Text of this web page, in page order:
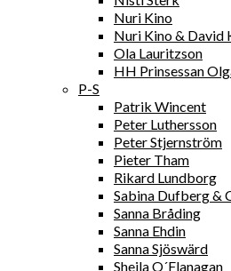
Nuri Kino
Nuri Kino & David
Ola Lauritzson
HH Prinsessan
P-S
Patrik Wincent
Peter Luthersson
Peter Stjernström
Pieter Tham
Rikard Lundborg
Sabina Dufberg &
Sanna Bråding
Sanna Ehdin
Sanna Sjöswärd
Sheila O´Flanagan